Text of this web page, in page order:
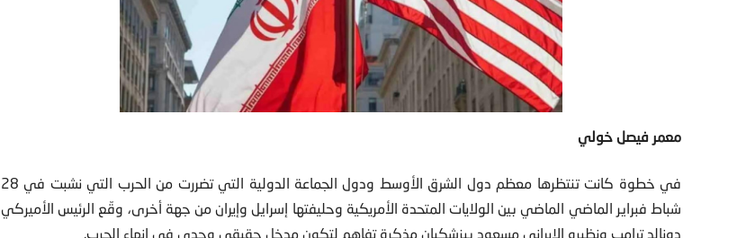
معمر فيصل خولي
في خطوة كانت تنتظرها معظم دول الشرق الأوسط ودول الجماعة الدولية التي تضررت من الحرب التي نشبت في 28
شباط فبراير الماضي الماضي بين الولايات المتحدة الأمريكية وحليفتها إسرايل وإيران من جهة أخرى، وقّع الرئيس الأميركي
دونالد ترامب ونظيره الإيراني مسعود بيزشكيان مذكرة تفاهم لتكون مدخل حقيقي وجدي في إنهاء الحرب.